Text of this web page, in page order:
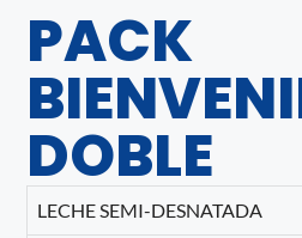
PACK
DOBLE
LECHE SEMI-DESNATADA